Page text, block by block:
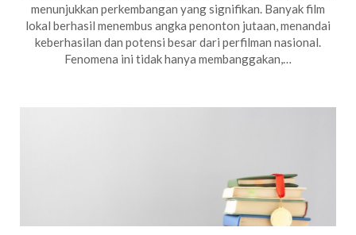
menunjukkan perkembangan yang signifikan. Banyak film
lokal berhasil menembus angka penonton jutaan, menandai
keberhasilan dan potensi besar dari perfilman nasional.
Fenomena ini tidak hanya membanggakan,…